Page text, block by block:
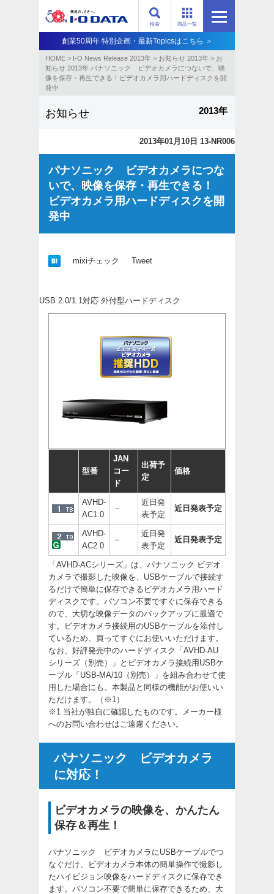
商品一覧
検索
創業50周年 特別企画・最新Topicsはこちら ＞
HOME > I-O News Release 2013年 > お知らせ 2013年 > お
知らせ 2013年 パナソニック ビデオカメラにつないで、映
像を保存・再生できる！ビデオカメラ用ハードディスクを開
発中
お知らせ 2013年
2013年01月10日 13-NR006
パナソニック ビデオカメラにつな
いで、映像を保存・再生できる！
ビデオカメラ用ハードディスクを開
発中
mixiチェック Tweet
USB 2.0/1.1対応 外付型ハードディスク
型番
JAN
コー
ド
出荷予
定
価格
AVHD-
AC1.0
－
近日発
表予定
近日発表予定
AVHD-
AC2.0
－
近日発
表予定
近日発表予定
「AVHD-ACシリーズ」は、パナソニック ビデオ
カメラで撮影した映像を、USBケーブルで接続す
るだけで簡単に保存できるビデオカメラ用ハード
ディスクです。パソコン不要ですぐに保存できる
ので、大切な映像データのバックアップに最適で
す。ビデオカメラ接続用のUSBケーブルを添付し
ているため、買ってすぐにお使いいただけます。
なお、好評発売中のハードディスク「 AVHD-AU
シリーズ （別売）」とビデオカメラ接続用USBケ
ーブル「 USB-MA/10 （別売）」を組み合わせて使
用した場合にも、本製品と同様の機能がお使いい
ただけます。（※1）
※1 当社が独自に確認したものです。メーカー様
へのお問い合わせはご遠慮ください。
パナソニック ビデオカメラ
に対応！
ビデオカメラの映像を、かんたん
保存＆再生！
パナソニック ビデオカメラにUSBケーブルでつ
なぐだけ、ビデオカメラ本体の簡単操作で撮影し
たハイビジョン映像をハードディスクに保存でき
ます。パソコン不要で簡単に保存できるため、大